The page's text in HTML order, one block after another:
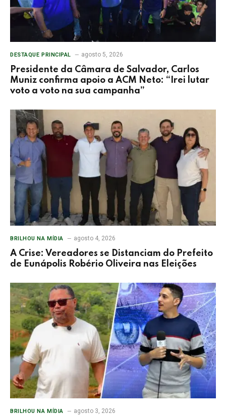
DESTAQUE PRINCIPAL agosto 5, 2026
Presidente da Câmara de Salvador, Carlos
Muniz confirma apoio a ACM Neto: “Irei lutar
voto a voto na sua campanha”
BRILHOU NA MÍDIA agosto 4, 2026
A Crise: Vereadores se Distanciam do Prefeito
de Eunápolis Robério Oliveira nas Eleições
BRILHOU NA MÍDIA agosto 3, 2026